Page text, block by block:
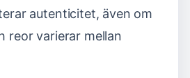
autenticitet, även om
reor varierar mellan